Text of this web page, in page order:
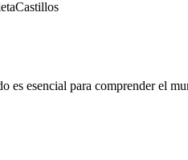
Castillos
es esencial para comprender el